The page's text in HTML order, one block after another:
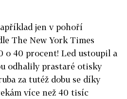
jen v pohoří
The New York Times
o 40 procent! Led ustoupil a
odhalily prastaré otisky
za tutéž dobu se díky
více než 40 tisíc